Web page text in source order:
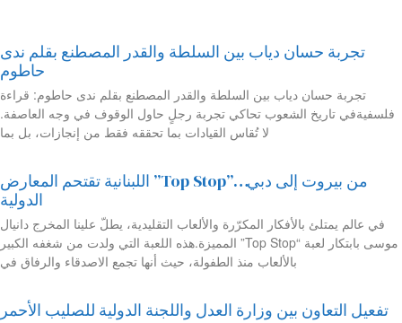
تجربة حسان دياب بين السلطة والقدر المصطنع بقلم ندى
حاطوم
تجربة حسان دياب بين السلطة والقدر المصطنع بقلم ندى حاطوم: قراءة
فلسفيةفي تاريخ الشعوب تحاكي تجربة رجلٍ حاول الوقوف في وجه العاصفة.
لا تُقاس القيادات بما تحققه فقط من إنجازات، بل بما
من بيروت إلى دبي…”Top Stop” اللبنانية تقتحم المعارض
الدولية
في عالم يمتلئ بالأفكار المكرّرة والألعاب التقليدية، يطلّ علينا المخرج دانيال
موسى بابتكار لعبة “Top Stop” المميزة.هذه اللعبة التي ولدت من شغفه الكبير
بالألعاب منذ الطفولة، حيث أنها تجمع الاصدقاء والرفاق في
تفعيل التعاون بين وزارة العدل واللجنة الدولية للصليب الأحمر